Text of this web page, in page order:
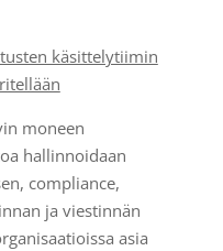
käsittelytiimin
moneen
hallinnoidaan
compliance,
ja viestinnän
asia